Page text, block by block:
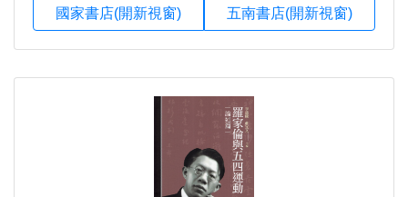
國家書店(開新視窗) 五南書店(開新視窗)